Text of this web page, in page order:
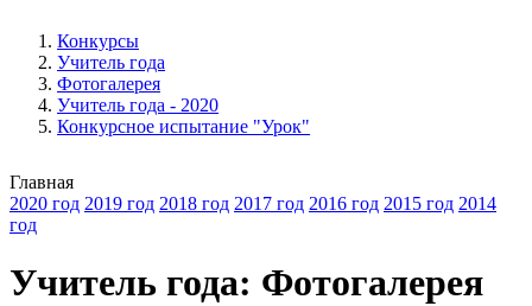
Конкурсы
Учитель года
Фотогалерея
Учитель года - 2020
Конкурсное испытание "Урок"
Главная
2020 год 2019 год 2018 год 2017 год 2016 год 2015 год 2014
год
Учитель года: Фотогалерея